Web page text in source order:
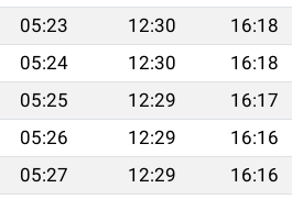
05:23 12:30 16:18
05:24 12:30 16:18
05:25 12:29 16:17
05:26 12:29 16:16
05:27 12:29 16:16